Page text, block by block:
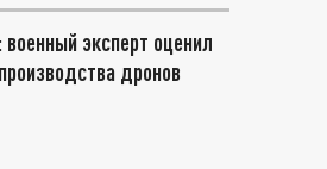
эксперт оценил
дронов